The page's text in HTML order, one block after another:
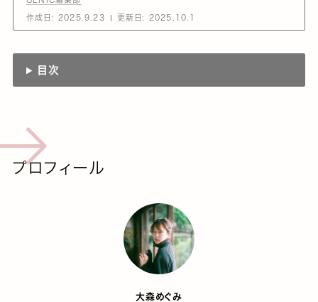
作成日: 2025.9.23 更新日: 2025.10.1
目次
プロフィール
大森めぐみ